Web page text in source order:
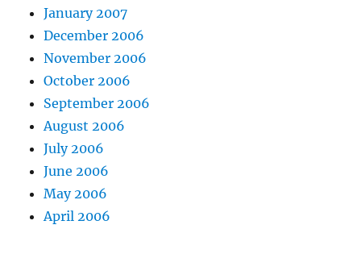
January 2007
December 2006
November 2006
October 2006
September 2006
August 2006
July 2006
June 2006
May 2006
April 2006